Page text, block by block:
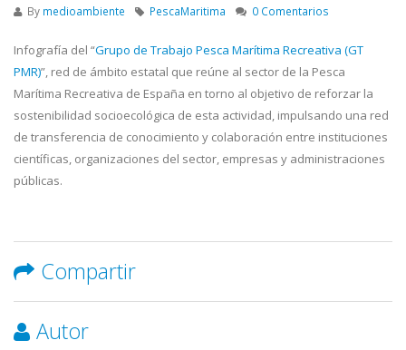
By medioambiente PescaMaritima 0 Comentarios
Infografía del “Grupo de Trabajo Pesca Marítima Recreativa (GT
PMR)”, red de ámbito estatal que reúne al sector de la Pesca
Marítima Recreativa de España en torno al objetivo de reforzar la
sostenibilidad socioecológica de esta actividad, impulsando una red
de transferencia de conocimiento y colaboración entre instituciones
científicas, organizaciones del sector, empresas y administraciones
públicas.
Compartir
Autor